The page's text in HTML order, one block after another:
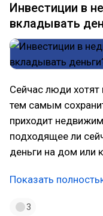
Инвестиции в
вкладывать
Сейчас люди хотят
тем самым
приходит
подходящее ли
деньги на дом или
Показать
3